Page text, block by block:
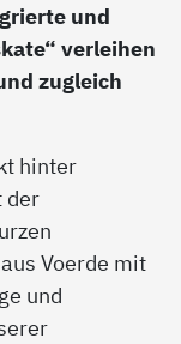
und
verleihen
zugleich
hinter
der
Voerde mit
und